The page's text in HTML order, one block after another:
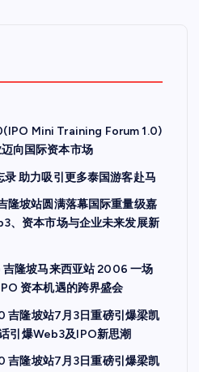
Mini Training Forum 1.0)
向国际资本市场
助力吸引更多泰国游客赴马
坡站圆满落幕国际重量级嘉
、资本市场与企业未来发展新
隆坡马来西亚站 2006 一场
资本机遇的跨界盛会
吉隆坡站7月3日重磅引爆梁凯
引爆Web3及IPO新思潮
吉隆坡站7月3日重磅引爆梁凯